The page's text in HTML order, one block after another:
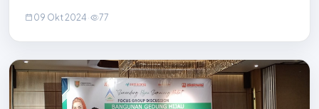
bertujuan untuk memastikan segala persiapan berjalan den
09 Okt 2024 · 77